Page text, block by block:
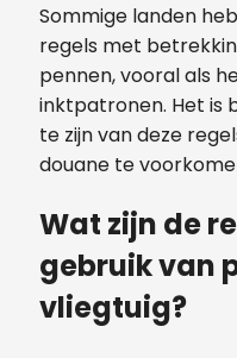
Sommige landen
regels met
pennen, vooral als
inktpatronen. Het is
te zijn van deze
douane te
Wat zijn de
gebruik van
vliegtuig?